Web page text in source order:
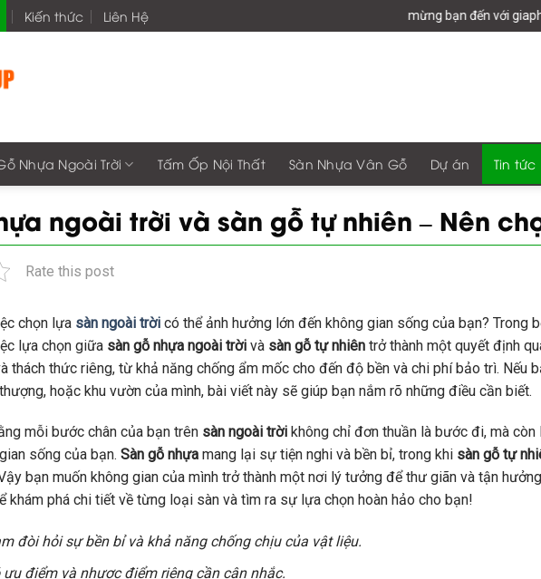
Kiến thức Liên Hệ Chào mừng bạn đến với giaphonggroup -
Nhựa Ngoài Trời Tấm Ốp Nội Thất Sàn Nhựa Vân Gỗ Dự án Tin tức
ngoài trời và sàn gỗ tự nhiên – Nên
Rate this post
chọn lựa sàn ngoài trời có thể ảnh hưởng lớn đến không gian sống của bạn? Trong
lựa chọn giữa sàn gỗ nhựa ngoài trời và sàn gỗ tự nhiên trở thành một quyết định
thách thức riêng, từ khả năng chống ẩm mốc cho đến độ bền và chi phí bảo trì. Nếu
hoặc khu vườn của mình, bài viết này sẽ giúp bạn nắm rõ những điều cần biết.
mỗi bước chân của bạn trên sàn ngoài trời không chỉ đơn thuần là bước đi, mà
sống của bạn. Sàn gỗ nhựa mang lại sự tiện nghi và bền bỉ, trong khi sàn gỗ tự
bạn muốn không gian của mình trở thành một nơi lý tưởng để thư giãn và tận
khám phá chi tiết về từng loại sàn và tìm ra sự lựa chọn hoàn hảo cho bạn!
đòi hỏi sự bền bỉ và khả năng chống chịu của vật liệu.
điểm và nhược điểm riêng cần cân nhắc.